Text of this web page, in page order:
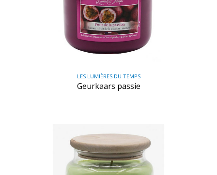
LES LUMIÈRES DU TEMPS
Geurkaars passie